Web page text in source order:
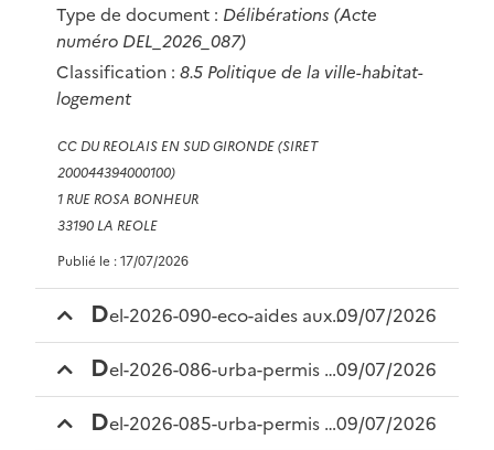
Type de document : Délibérations (Acte
numéro DEL_2026_087)
Classification : 8.5 Politique de la ville-habitat-
logement
CC DU REOLAIS EN SUD GIRONDE (SIRET
200044394000100)
1 RUE ROSA BONHEUR
33190 LA REOLE
Publié le : 17/07/2026
del-2026-090-eco-aides aux entreprises09/07/2026
del-2026-086-urba-permis de louer gironde sur dropt 09/07/2026
del-2026-085-urba-permis de louer floudès 09/07/2026